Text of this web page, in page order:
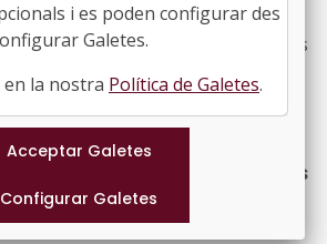
de 2026, de la Secretaria
autonòmic i local, per la qual es
a subministrar per les
a l’esforç fiscal de 2024 i la
les Delegacions d’Economia i
els tipus màxims
de comunitats
locals
i es poden configurar des
Galetes.
la nostra Política de Galetes.